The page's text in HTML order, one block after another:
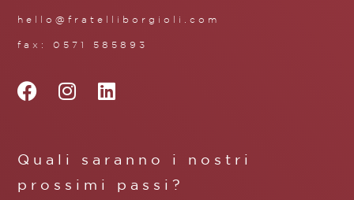
hello@fratelliborgioli.com
fax: 0571 585893
Quali saranno i nostri
prossimi passi?